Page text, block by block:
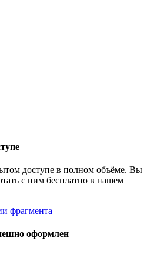
доступе в полном объёме. Вы
с ним бесплатно в нашем
фрагмента
оформлен